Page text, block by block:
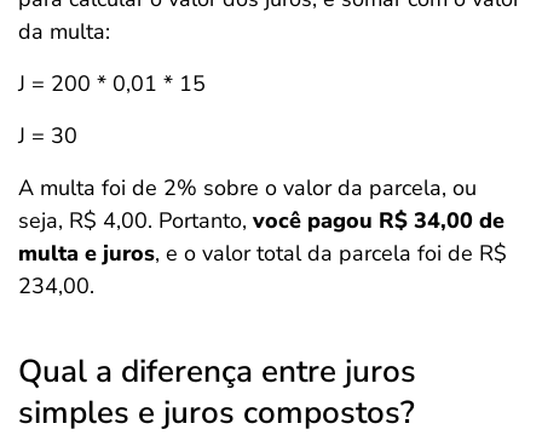
da multa:
J = 200 * 0,01 * 15
J = 30
A multa foi de 2% sobre o valor da parcela, ou
seja, R$ 4,00. Portanto, você pagou R$ 34,00 de
multa e juros, e o valor total da parcela foi de R$
234,00.
Qual a diferença entre juros
simples e juros compostos?